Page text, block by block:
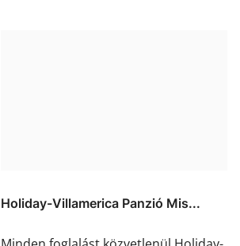
Holiday-Villamerica Panzió Mis...